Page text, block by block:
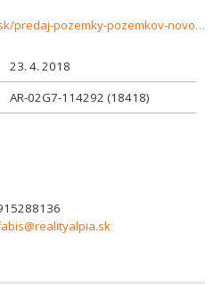
https://www.reality-partizanske.sk/predaj-pozemky-pozemkov-novostavby/Stavebny-pozemok-na-predaj-580-m2-Banovce-nad-Bebravou-18418/?utm_source=areality&utm_medium=xml&utm_term=18418&utm_content=chalupa&utm_campaign=portaly
23. 4. 2018
AR-02G7-114292 (18418)